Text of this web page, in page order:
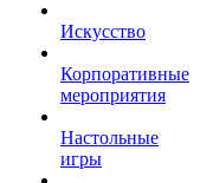
Искусство
Корпоративные
мероприятия
Настольные
игры